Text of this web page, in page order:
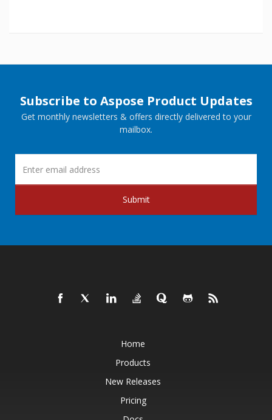
Subscribe to Aspose Product Updates
Get monthly newsletters & offers directly delivered to your
mailbox.
Submit
Home
Products
New Releases
Pricing